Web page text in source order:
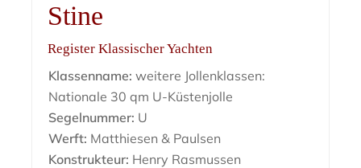
Stine
Register Klassischer Yachten
Klassenname: weitere Jollenklassen:
Nationale 30 qm U-Küstenjolle
Segelnummer: U
Werft: Matthiesen & Paulsen
Konstrukteur: Henry Rasmussen